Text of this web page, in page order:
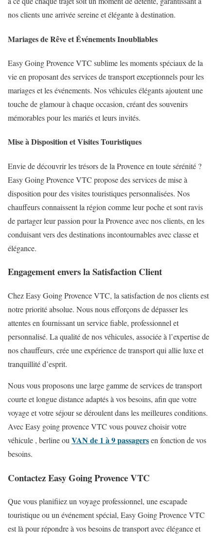
nos clients une arrivée sereine et élégante à destination.
Mariages de Rêve et Événements Inoubliables
Easy Going Provence VTC sublime les moments spéciaux de la
vie en proposant des services de transport exceptionnels pour les
mariages et les événements. Nos véhicules élégants ajoutent une
touche de glamour à chaque occasion, créant des souvenirs
mémorables pour les mariés et leurs invités.
Mise à Disposition et Visites Touristiques
Envie de découvrir les trésors de la Provence en toute sérénité ?
Easy Going Provence VTC propose des services de mise à
disposition pour des visites touristiques personnalisées. Nos
chauffeurs connaissent la région comme leur poche et sont ravis
de partager leur passion pour la Provence avec nos clients, en les
conduisant vers des destinations incontournables avec classe et
élégance.
Engagement envers la Satisfaction Client
Chez Easy Going Provence VTC, la satisfaction de nos clients est
notre priorité absolue. Nous nous efforçons de dépasser les
attentes en fournissant un service fiable, professionnel et
personnalisé. La qualité de nos véhicules, associée à l’expertise de
nos chauffeurs, crée une expérience de transport qui allie luxe et
tranquillité d’esprit.
Nous vous proposons une large gamme de services de transport
courte et longue distance adaptés à vos besoins, afin que votre
voyage et votre séjour se déroulent dans les meilleures conditions.
Avec Easy going provence VTC vous pouvez choisir votre
véhicule , berline ou VAN de 1 à 9 passagersen fonction de vos
besoins.
Contactez Easy Going Provence VTC
Que vous planifiiez un voyage professionnel, une escapade
touristique ou un événement spécial, Easy Going Provence VTC
est là pour répondre à vos besoins de transport avec élégance et